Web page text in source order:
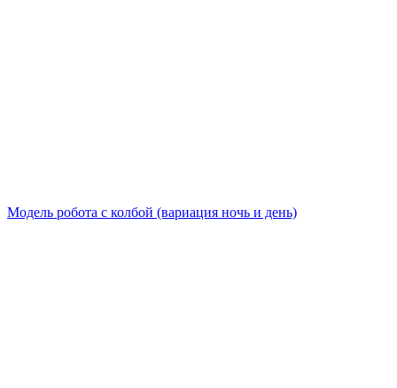
Модель робота с колбой (вариация ночь и день)